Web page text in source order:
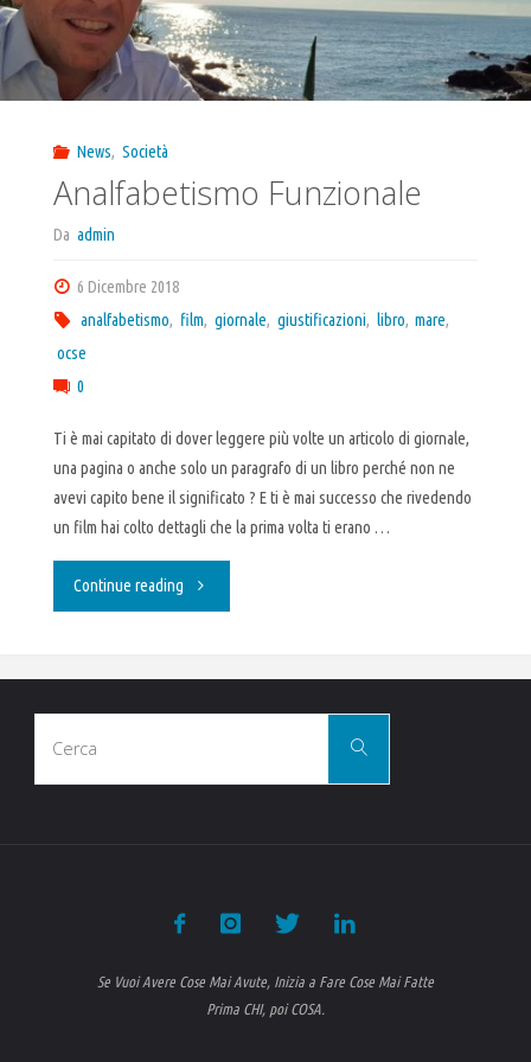
News, Società
Analfabetismo Funzionale
Da admin
6 Dicembre 2018
analfabetismo, film, giornale, giustificazioni, libro, mare,
ocse
0
Ti è mai capitato di dover leggere più volte un articolo di giornale,
una pagina o anche solo un paragrafo di un libro perché non ne
avevi capito bene il significato ? E ti è mai successo che rivedendo
un film hai colto dettagli che la prima volta ti erano …
Continue reading "Analfabetismo
Cerca
Se Vuoi Avere Cose Mai Avute, Inizia a Fare Cose Mai Fatte
Prima CHI, poi COSA.